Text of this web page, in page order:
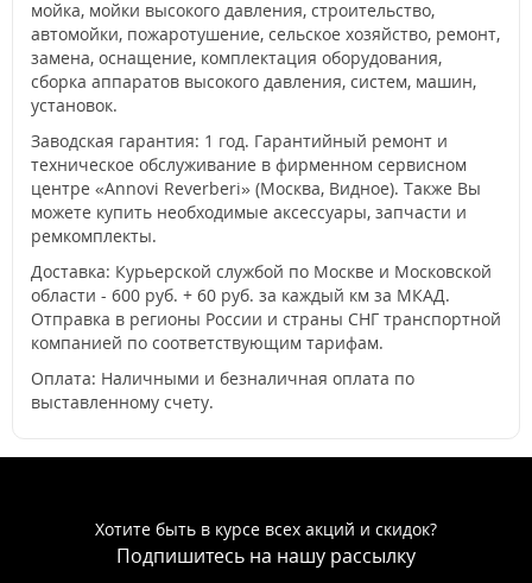
мойка, мойки высокого давления, строительство,
автомойки, пожаротушение, сельское хозяйство, ремонт,
замена, оснащение, комплектация оборудования,
сборка аппаратов высокого давления, систем, машин,
установок.
Заводская гарантия: 1 год. Гарантийный ремонт и
техническое обслуживание в фирменном сервисном
центре «Annovi Reverberi» (Москва, Видное). Также Вы
можете купить необходимые аксессуары, запчасти и
ремкомплекты.
Доставка: Курьерской службой по Москве и Московской
области - 600 руб. + 60 руб. за каждый км за МКАД.
Отправка в регионы России и страны СНГ транспортной
компанией по соответствующим тарифам.
Оплата: Наличными и безналичная оплата по
выставленному счету.
Хотите быть в курсе всех акций и скидок?
Подпишитесь на нашу рассылку